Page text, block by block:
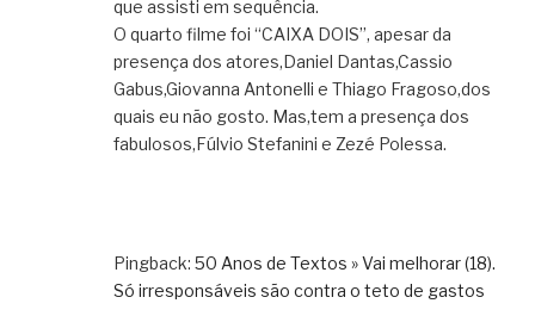
que assisti em sequência.
O quarto filme foi “CAIXA DOIS”, apesar da
presença dos atores,Daniel Dantas,Cassio
Gabus,Giovanna Antonelli e Thiago Fragoso,dos
quais eu não gosto. Mas,tem a presença dos
fabulosos,Fúlvio Stefanini e Zezé Polessa.
Pingback: 50 Anos de Textos » Vai melhorar (18).
Só irresponsáveis são contra o teto de gastos